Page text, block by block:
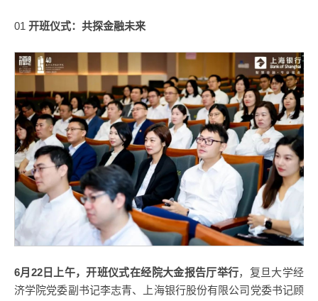
01 开班仪式：共探金融未来
6月22日上午，开班仪式在经院大金报告厅举行，复旦大学经
济学院党委副书记李志青、上海银行股份有限公司党委书记顾